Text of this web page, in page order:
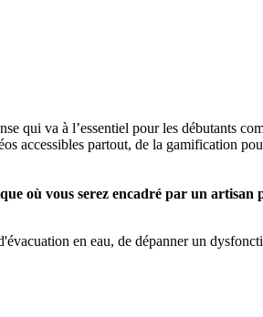
qui va à l’essentiel pour les débutants
accessibles partout, de la gamification
où vous serez encadré par un artisan
en eau, de dépanner un